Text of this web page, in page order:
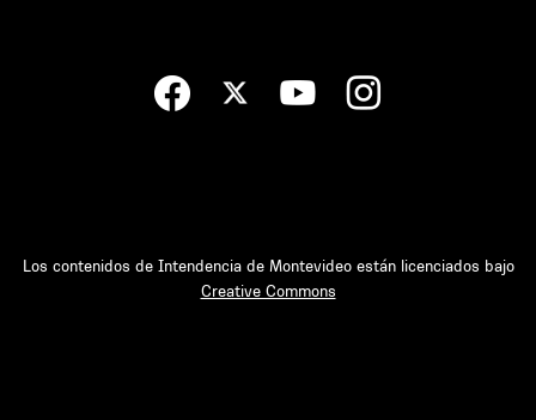
Los contenidos de Intendencia de Montevideo están licenciados bajo
Creative Commons